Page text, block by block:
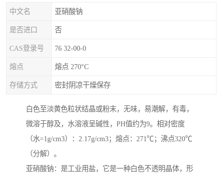
中文名 亚硝酸钠
是否进口 否
CAS登录号 76 32-00-0
熔点 熔点 270°C
存储方式 密封阴凉干燥保存
白色至淡黄色粒状结晶或粉末，无味，易潮解，有毒，
微溶于醇及，水溶液呈碱性，PH值约为9。相对密度
（水=1g/cm3）：2.17g/cm3；熔点：271℃；沸点320℃
（分解）。
亚硝酸钠：是工业用盐，它是一种白色不透明晶体，形